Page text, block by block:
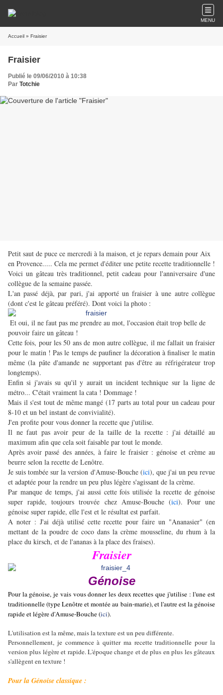
MENU
Accueil » Fraisier
Fraisier
Publié le 09/06/2010 à 10:38
Par Totchie
Petit saut de puce ce mercredi à la maison, et je repars demain pour Aix
en Provence..... Cela me permet d'éditer une petite recette traditionnelle !
Voici un gâteau très traditionnel, petit cadeau pour l'anniversaire d'une
collègue de la semaine passée.
L'an passé déjà, par pari, j'ai apporté un fraisier à une autre collègue
(dont c'est le gâteau préféré). Dont voici la photo :
Et oui, il ne faut pas me prendre au mot, l'occasion était trop belle de
pouvoir faire un gâteau !
Cette fois, pour les 50 ans de mon autre collègue, il me fallait un fraisier
pour le matin ! Pas le temps de paufiner la décoration à finaliser le matin
même (la pâte d'amande ne supportant pas d'être au réfrigérateur trop
longtemps).
Enfin si j'avais su qu'il y aurait un incident technique sur la ligne de
métro... C'était vraiment la cata ! Dommage !
Mais il s'est tout de même mangé (17 parts au total pour un cadeau pour
8-10 et un bel instant de convivialité).
J'en profite pour vous donner la recette que j'utilise.
Il ne faut pas avoir peur de la taille de la recette : j'ai détaillé au
maximum afin que cela soit faisable par tout le monde.
Après avoir passé des années, à faire le fraisier : génoise et crème au
beurre selon la recette de Lenôtre.
Je suis tombée sur la version d'Amuse-Bouche (ici), que j'ai un peu revue
et adaptée pour la rendre un peu plus légère s'agissant de la crème.
Par manque de temps, j'ai aussi cette fois utilisée la recette de génoise
super rapide, toujours trouvée chez Amuse-Bouche (ici). Pour une
génoise super rapide, elle l'est et le résultat est parfait.
A noter : J'ai déjà utilisé cette recette pour faire un "Ananasier" (en
mettant de la poudre de coco dans la crème mousseline, du rhum à la
place du kirsch, et de l'ananas à la place des fraises).
Fraisier
Génoise
Pour la génoise, je vais vous donner les deux recettes que j'utilise : l'une est
traditionnelle (type Lenôtre et montée au bain-marie), et l'autre est la génoise
rapide et légère d'Amuse-Bouche (ici).
L'utilisation est la même, mais la texture est un peu différente.
Personnellement, je commence à quitter ma recette traditionnelle pour la
version plus légère et rapide. L'époque change et de plus en plus les gâteaux
s'allègent en texture !
Pour la Génoise classique :